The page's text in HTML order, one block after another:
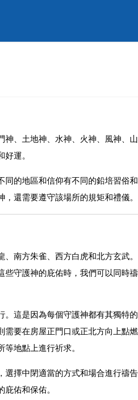
、土地神、水神、火神、風神、
運。
的地區和信仰有不同的鉛培習俗和
還需要遵守該場所的規矩和禮儀。
南方朱雀、西方白虎和北方玄武
守護神的庇佑時，我們可以同時
這是因為每個守護神都有其獨特
要在房屋正門口或正北方向上點燃
地點上進行祈求。
擇中閉適當的方式和場合進行禱
佑和保佑。